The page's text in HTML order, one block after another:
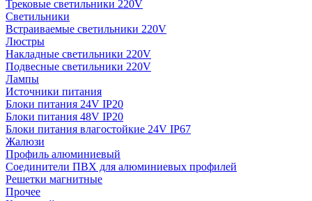
Трековые светильники 220V
Светильники
Встраиваемые светильники 220V
Люстры
Накладные светильники 220V
Подвесные светильники 220V
Лампы
Источники питания
Блоки питания 24V IP20
Блоки питания 48V IP20
Блоки питания влагостойкие 24V IP67
Жалюзи
Профиль алюминиевый
Соединители ПВХ для алюминиевых профилей
Решетки магнитные
Прочее